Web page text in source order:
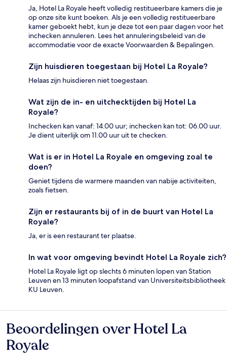
Ja, Hotel La Royale heeft volledig restitueerbare kamers die je
op onze site kunt boeken. Als je een volledig restitueerbare
kamer geboekt hebt, kun je deze tot een paar dagen voor het
inchecken annuleren. Lees het annuleringsbeleid van de
accommodatie voor de exacte Voorwaarden & Bepalingen.
Zijn huisdieren toegestaan bij Hotel La Royale?
Helaas zijn huisdieren niet toegestaan.
Wat zijn de in- en uitchecktijden bij Hotel La
Royale?
Inchecken kan vanaf: 14.00 uur; inchecken kan tot: 06.00 uur.
Je dient uiterlijk om 11.00 uur uit te checken.
Wat is er in Hotel La Royale en omgeving zoal te
doen?
Geniet tijdens de warmere maanden van nabije activiteiten,
zoals fietsen.
Zijn er restaurants bij of in de buurt van Hotel La
Royale?
Ja, er is een restaurant ter plaatse.
In wat voor omgeving bevindt Hotel La Royale zich?
Hotel La Royale ligt op slechts 6 minuten lopen van Station
Leuven en 13 minuten loopafstand van Universiteitsbibliotheek
KU Leuven.
Beoordelingen
Beoordelingen over Hotel La
Royale